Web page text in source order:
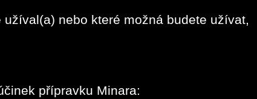
nebo které možná budete užívat,
přípravku Minara: